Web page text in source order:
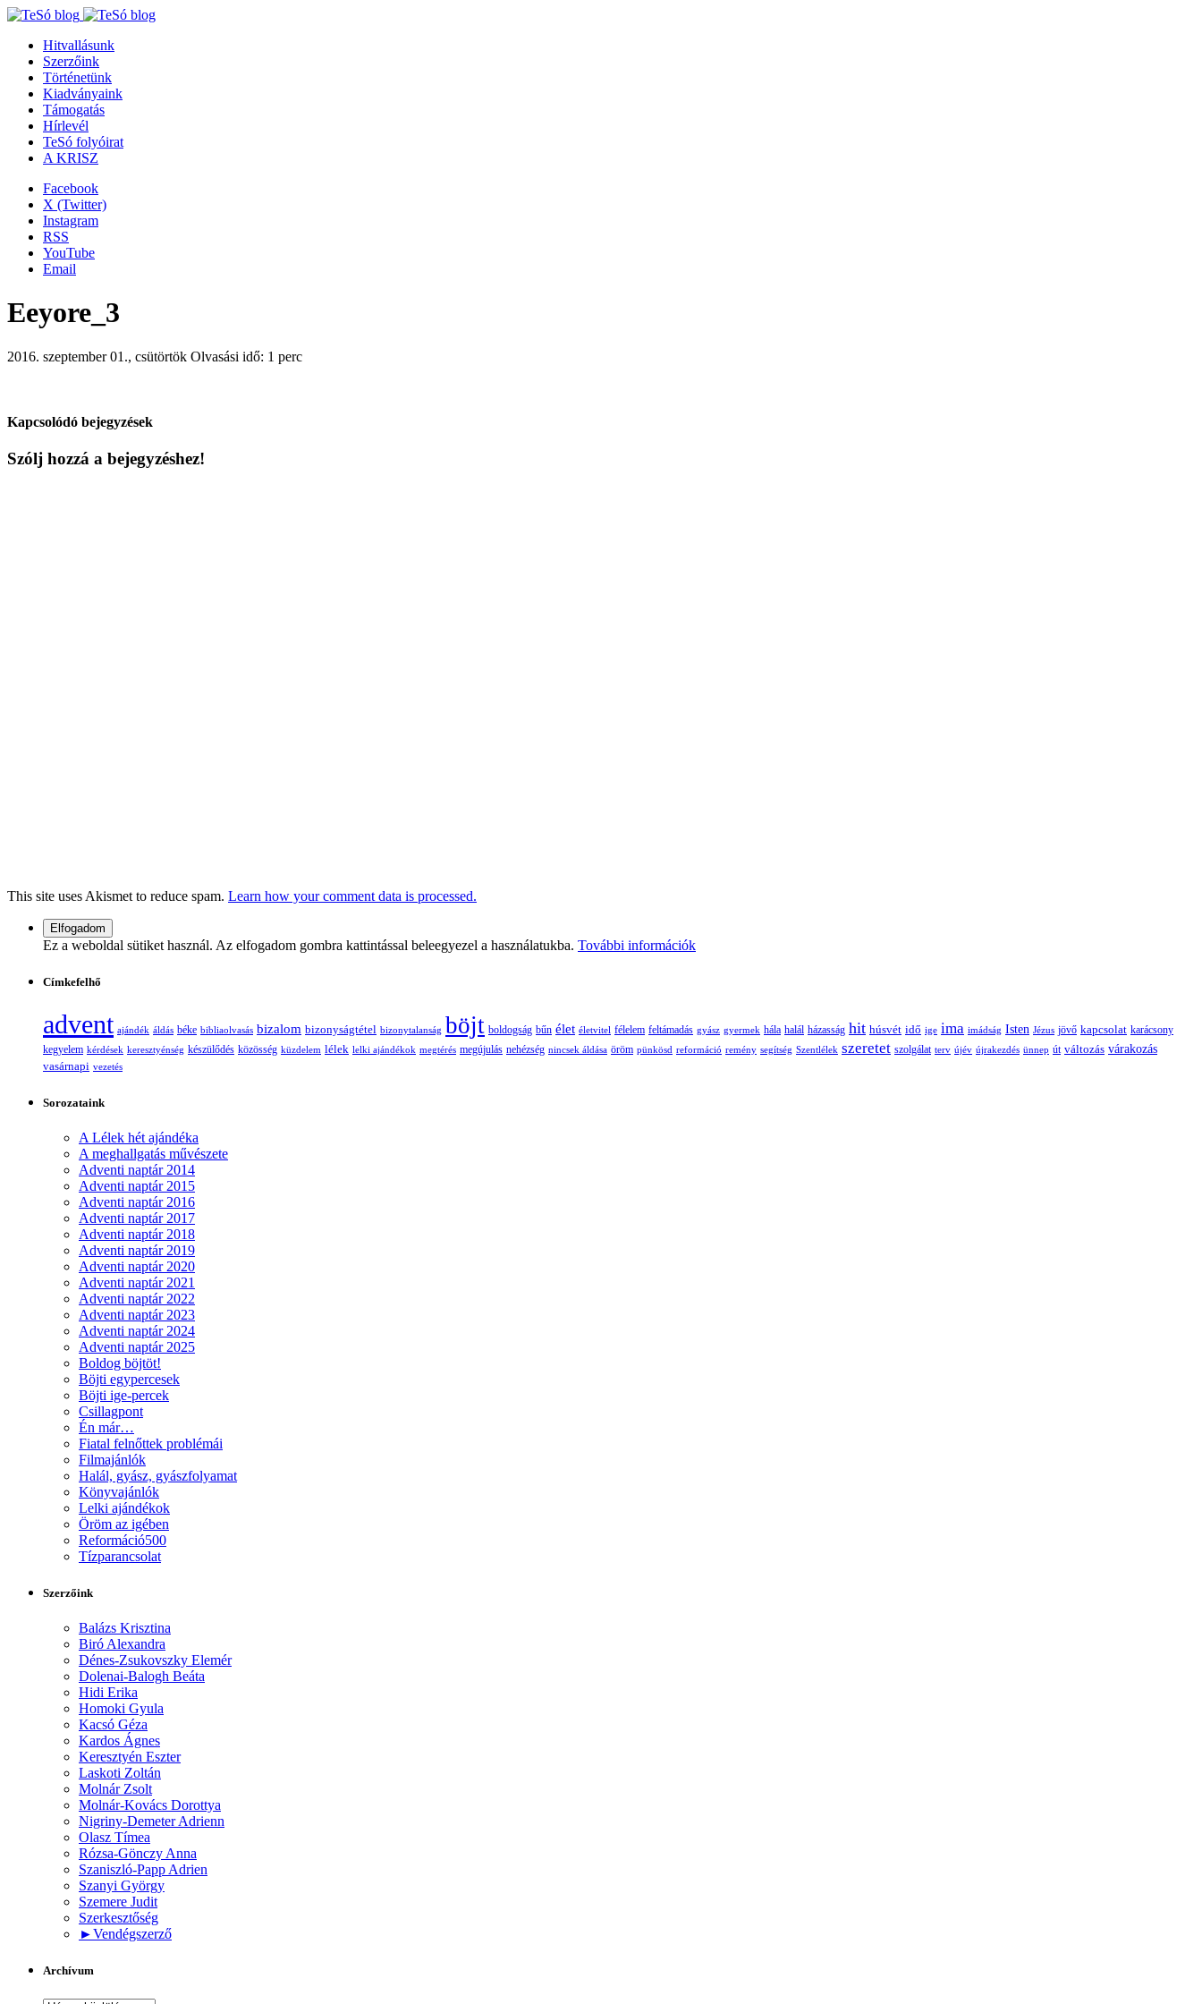
Hitvallásunk
Szerzőink
Történetünk
Kiadványaink
Támogatás
Hírlevél
TeSó folyóirat
A KRISZ
Facebook
X (Twitter)
Instagram
RSS
YouTube
Email
Eeyore_3
2016. szeptember 01., csütörtök Olvasási idő: 1 perc
Kapcsolódó bejegyzések
Szólj hozzá a bejegyzéshez!
This site uses Akismet to reduce spam. Learn how your comment data is processed.
Ez a weboldal sütiket használ. Az elfogadom gombra kattintással beleegyezel a használatukba. További információk
Címkefelhő
advent ajándék áldás béke bibliaolvasás bizalom bizonyságtétel bizonytalanság böjt boldogság bűn élet életvitel félelem feltámadás gyász gyermek hála halál házasság hit húsvét idő ige ima imádság Isten Jézus jövő kapcsolat karácsony
kegyelem kérdések keresztyénség készülődés közösség küzdelem lélek lelki ajándékok megtérés megújulás nehézség nincsek áldása öröm pünkösd reformáció remény segítség Szentlélek szeretet szolgálat terv újév újrakezdés ünnep út változás várakozás
vasárnapi vezetés
Sorozataink
A Lélek hét ajándéka
A meghallgatás művészete
Adventi naptár 2014
Adventi naptár 2015
Adventi naptár 2016
Adventi naptár 2017
Adventi naptár 2018
Adventi naptár 2019
Adventi naptár 2020
Adventi naptár 2021
Adventi naptár 2022
Adventi naptár 2023
Adventi naptár 2024
Adventi naptár 2025
Boldog böjtöt!
Böjti egypercesek
Böjti ige-percek
Csillagpont
Én már…
Fiatal felnőttek problémái
Filmajánlók
Halál, gyász, gyászfolyamat
Könyvajánlók
Lelki ajándékok
Öröm az igében
Reformáció500
Tízparancsolat
Szerzőink
Balázs Krisztina
Biró Alexandra
Dénes-Zsukovszky Elemér
Dolenai-Balogh Beáta
Hidi Erika
Homoki Gyula
Kacsó Géza
Kardos Ágnes
Keresztyén Eszter
Laskoti Zoltán
Molnár Zsolt
Molnár-Kovács Dorottya
Nigriny-Demeter Adrienn
Olasz Tímea
Rózsa-Gönczy Anna
Szaniszló-Papp Adrien
Szanyi György
Szemere Judit
Szerkesztőség
►Vendégszerző
Archívum